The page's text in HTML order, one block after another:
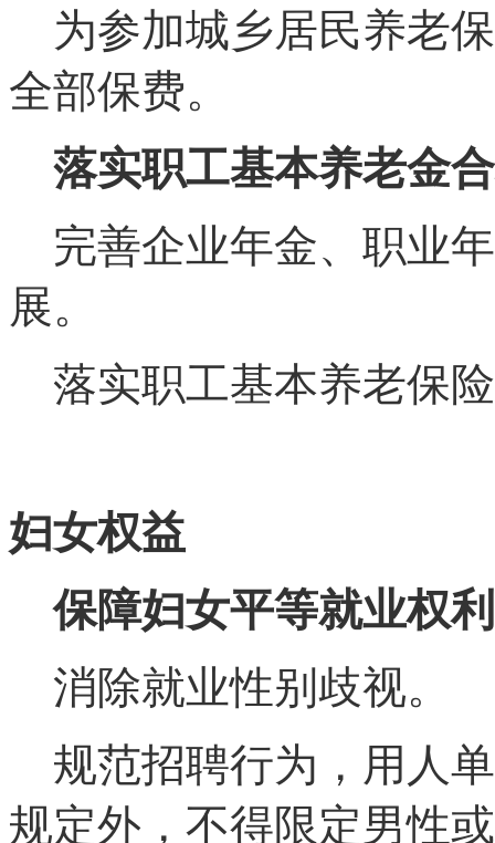
为参加城乡居民养老
全部保费。
落实职工基本养老金
完善企业年金、职业
展。
落实职工基本养老保
妇女权益
保障妇女平等就业权利
消除就业性别歧视。
规范招聘行为，用人
规定外，不得限定男性